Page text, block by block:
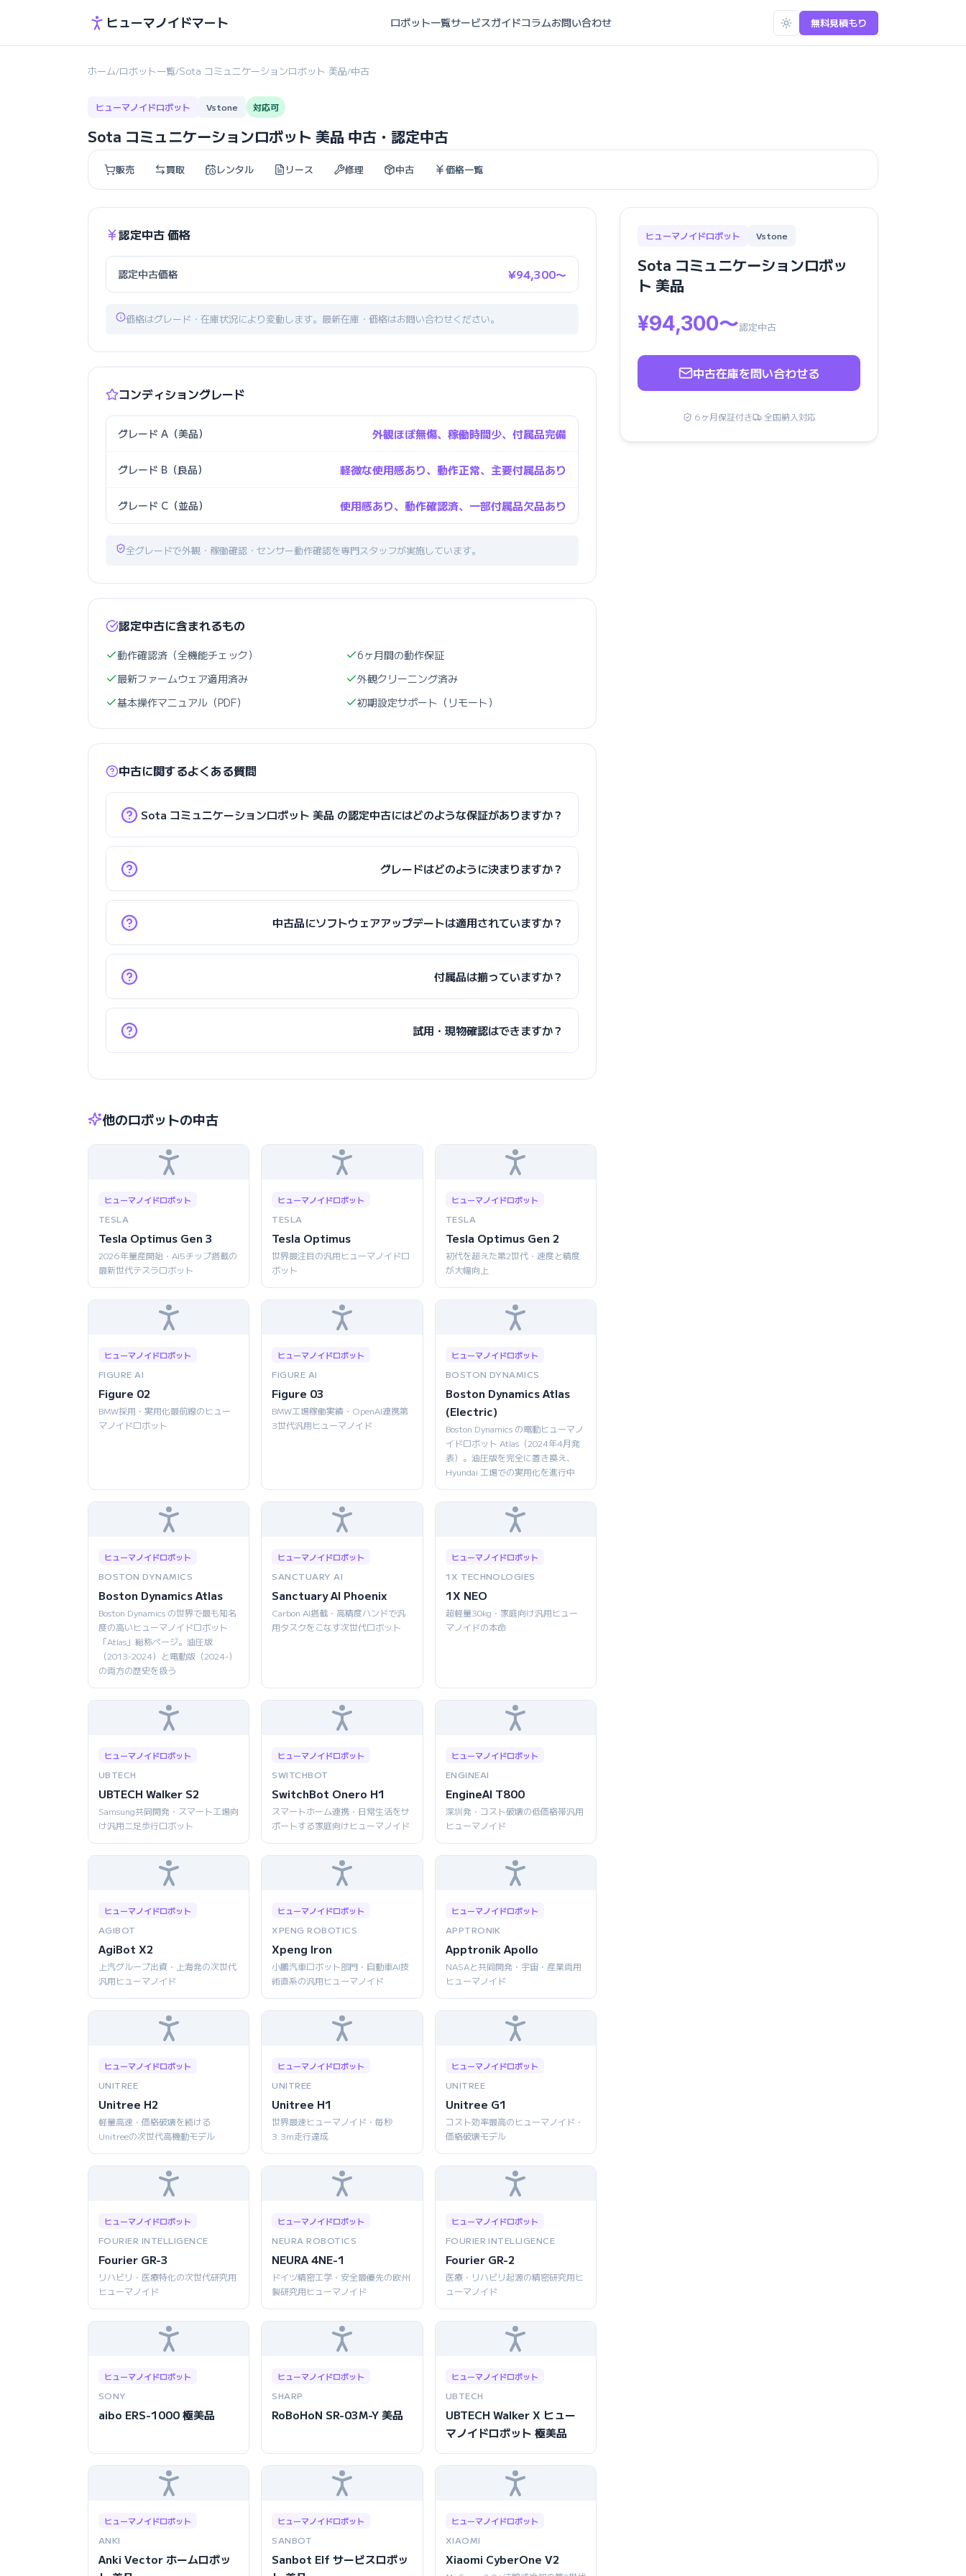
ヒューマノイドマート ロボット一覧サービスガイドコラムお問い合わせ 無料見積もり
ホーム/ロボット一覧/Sota コミュニケーションロボット 美品/中古
ヒューマノイドロボット Vstone 対応可
Sota コミュニケーションロボット 美品 中古・認定中古
販売 買取 レンタル リース 修理 中古 価格一覧
認定中古 価格
認定中古価格 ¥94,300〜
価格はグレード・在庫状況により変動します。最新在庫・価格はお問い合わせください。
コンディショングレード
グレード A（美品） 外観ほぼ無傷、稼働時間少、付属品完備
グレード B（良品） 軽微な使用感あり、動作正常、主要付属品あり
グレード C（並品） 使用感あり、動作確認済、一部付属品欠品あり
全グレードで外観・稼働確認・センサー動作確認を専門スタッフが実施しています。
認定中古に含まれるもの
動作確認済（全機能チェック）
6ヶ月間の動作保証
最新ファームウェア適用済み
外観クリーニング済み
基本操作マニュアル（PDF）
初期設定サポート（リモート）
中古に関するよくある質問
Sota コミュニケーションロボット 美品 の認定中古にはどのような保証がありますか？
グレードはどのように決まりますか？
中古品にソフトウェアアップデートは適用されていますか？
付属品は揃っていますか？
試用・現物確認はできますか？
他のロボットの中古
ヒューマノイドロボット
TESLA
Tesla Optimus Gen 3
2026年量産開始・AI5チップ搭載の
最新世代テスラロボット
ヒューマノイドロボット
TESLA
Tesla Optimus
世界最注目の汎用ヒューマノイドロ
ボット
ヒューマノイドロボット
TESLA
Tesla Optimus Gen 2
初代を超えた第2世代・速度と精度
が大幅向上
ヒューマノイドロボット
FIGURE AI
Figure 02
BMW採用・実用化最前線のヒュー
マノイドロボット
ヒューマノイドロボット
FIGURE AI
Figure 03
BMW工場稼働実績・OpenAI連携第
3世代汎用ヒューマノイド
ヒューマノイドロボット
BOSTON DYNAMICS
Boston Dynamics Atlas
(Electric)
Boston Dynamics の電動ヒューマノ
イドロボット Atlas（2024年4月発
表）。油圧版を完全に置き換え、
Hyundai 工場での実用化を進行中
ヒューマノイドロボット
BOSTON DYNAMICS
Boston Dynamics Atlas
Boston Dynamics の世界で最も知名
度の高いヒューマノイドロボット
「Atlas」総称ページ。油圧版
（2013-2024）と電動版（2024-）
の両方の歴史を扱う
ヒューマノイドロボット
SANCTUARY AI
Sanctuary AI Phoenix
Carbon AI搭載・高精度ハンドで汎
用タスクをこなす次世代ロボット
ヒューマノイドロボット
1X TECHNOLOGIES
1X NEO
超軽量30kg・家庭向け汎用ヒュー
マノイドの本命
ヒューマノイドロボット
UBTECH
UBTECH Walker S2
Samsung共同開発・スマート工場向
け汎用二足歩行ロボット
ヒューマノイドロボット
SWITCHBOT
SwitchBot Onero H1
スマートホーム連携・日常生活をサ
ポートする家庭向けヒューマノイド
ヒューマノイドロボット
ENGINEAI
EngineAI T800
深圳発・コスト破壊の低価格帯汎用
ヒューマノイド
ヒューマノイドロボット
AGIBOT
AgiBot X2
上汽グループ出資・上海発の次世代
汎用ヒューマノイド
ヒューマノイドロボット
XPENG ROBOTICS
Xpeng Iron
小鵬汽車ロボット部門・自動車AI技
術直系の汎用ヒューマノイド
ヒューマノイドロボット
APPTRONIK
Apptronik Apollo
NASAと共同開発・宇宙・産業両用
ヒューマノイド
ヒューマノイドロボット
UNITREE
Unitree H2
軽量高速・価格破壊を続ける
Unitreeの次世代高機動モデル
ヒューマノイドロボット
UNITREE
Unitree H1
世界最速ヒューマノイド・毎秒
3.3m走行達成
ヒューマノイドロボット
UNITREE
Unitree G1
コスト効率最高のヒューマノイド・
価格破壊モデル
ヒューマノイドロボット
FOURIER INTELLIGENCE
Fourier GR-3
リハビリ・医療特化の次世代研究用
ヒューマノイド
ヒューマノイドロボット
NEURA ROBOTICS
NEURA 4NE-1
ドイツ精密工学・安全最優先の欧州
製研究用ヒューマノイド
ヒューマノイドロボット
FOURIER INTELLIGENCE
Fourier GR-2
医療・リハビリ起源の精密研究用ヒ
ューマノイド
ヒューマノイドロボット
SONY
aibo ERS-1000 極美品
ヒューマノイドロボット
SHARP
RoBoHoN SR-03M-Y 美品
ヒューマノイドロボット
UBTECH
UBTECH Walker X ヒュー
マノイドロボット 極美品
ヒューマノイドロボット
ANKI
Anki Vector ホームロボッ
ヒューマノイドロボット
SANBOT
Sanbot Elf サービスロボッ
ヒューマノイドロボット
XIAOMI
Xiaomi CyberOne V2
ヒューマノイドロボット Vstone
Sota コミュニケーションロボッ
ト 美品
¥94,300〜認定中古
中古在庫を問い合わせる
6ヶ月保証付き 全国納入対応